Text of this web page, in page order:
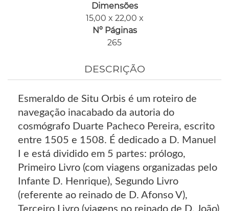
Dimensões
15,00 x 22,00 x
Nº Páginas
265
DESCRIÇÃO
Esmeraldo de Situ Orbis é um roteiro de
navegação inacabado da autoria do
cosmógrafo Duarte Pacheco Pereira, escrito
entre 1505 e 1508. É dedicado a D. Manuel
I e está dividido em 5 partes: prólogo,
Primeiro Livro (com viagens organizadas pelo
Infante D. Henrique), Segundo Livro
(referente ao reinado de D. Afonso V),